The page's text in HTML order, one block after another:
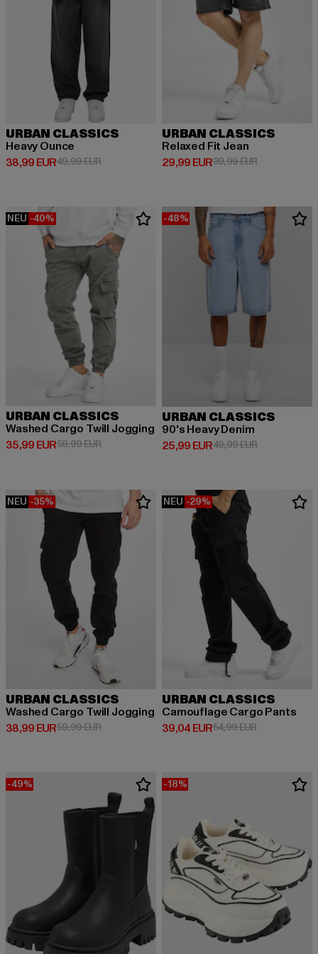
URBAN CLASSICS
Heavy Ounce
38,99 EUR
Derzeitiger Preis: 38,99 EUR
49,99 EURAktionspreis: 49,99 EUR
URBAN CLASSICS
Relaxed Fit Jean
29,99 EUR
Derzeitiger Preis: 29,99 EUR
39,99 EURAktionspreis:
NEU -40%
URBAN CLASSICS
Washed Cargo Twill Jogging
35,99 EUR
Derzeitiger Preis: 35,99 EUR
59,99 EURAktionspreis: 59,99 EUR
-48%
URBAN CLASSICS
90's Heavy Denim
25,99 EUR
Derzeitiger Preis: 25,99 EUR
49,99 EURAktionspreis:
NEU -35%
URBAN CLASSICS
Washed Cargo Twill Jogging
38,99 EUR
Derzeitiger Preis: 38,99 EUR
59,99 EURAktionspreis: 59,99 EUR
NEU -29%
URBAN CLASSICS
Camouflage Cargo Pants
39,04 EUR
Derzeitiger Preis: 39,04 EUR
54,99 EURAktionspreis:
-49% -18%